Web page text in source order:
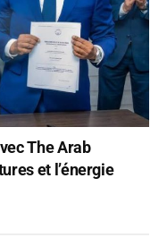
The Arab
et l’énergie